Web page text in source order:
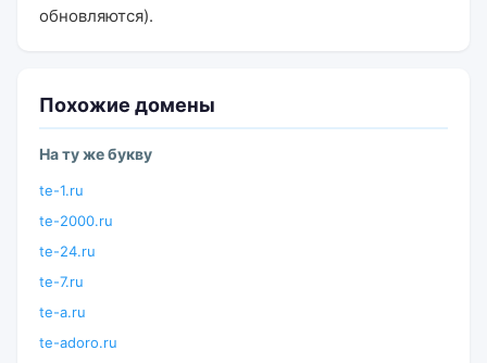
обновляются).
Похожие домены
На ту же букву
te-1.ru
te-2000.ru
te-24.ru
te-7.ru
te-a.ru
te-adoro.ru